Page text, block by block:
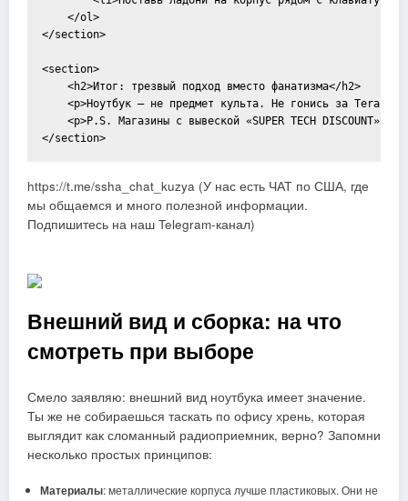
    </ol>
</section>
<section>
    <h2>Итог: трезвый подход вместо фанатизма</h2>
<p>Ноутбук — не предмет культа. Не гонись за
<p>P.S. Магазины с вывеской «SUPER TECH DISCOUNT»
</section>
https://t.me/ssha_chat_kuzya (У нас есть ЧАТ по США, где
мы общаемся и много полезной информации.
Подпишитесь на наш Telegram-канал)
Внешний вид и сборка: на что
смотреть при выборе
Смело заявляю: внешний вид ноутбука имеет значение.
Ты же не собираешься таскать по офису хрень, которая
выглядит как сломанный радиоприемник, верно? Запомни
несколько простых принципов:
Материалы: металлические корпуса лучше пластиковых. Они не